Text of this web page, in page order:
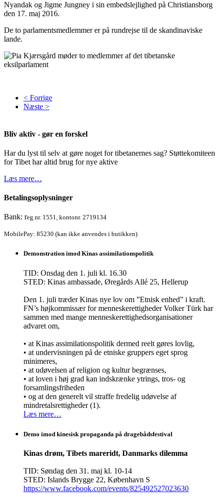
Nyandak og Jigme Jungney i sin embedslejlighed på Christiansborg
den 17. maj 2016.
De to parlamentsmedlemmer er på rundrejse til de skandinaviske
lande.
< Forrige
Næste >
Bliv aktiv - gør en forskel
Har du lyst til selv at gøre noget for tibetanernes sag? Støttekomiteen
for Tibet har altid brug for nye aktive
Læs mere…
Betalingsoplysninger
Bank: reg.nr. 1551, kontonr. 2719134
MobilePay: 85230 (kan ikke anvendes i butikken)
Demonstration imod Kinas assimilationspolitik
TID: Onsdag den 1. juli kl. 16.30
STED: Kinas ambassade, Øregårds Allé 25, Hellerup
Den 1. juli træder Kinas nye lov om ”Etnisk enhed” i kraft.
FN’s højkommissær for menneskerettigheder Volker Türk har
sammen med mange menneskerettighedsorganisationer
advaret om,
• at Kinas assimilationspolitik dermed reelt gøres lovlig,
• at undervisningen på de etniske gruppers eget sprog
minimeres,
• at udøvelsen af religion og kultur begrænses,
• at loven i høj grad kan indskrænke ytrings, tros- og
forsamlingsfriheden
• og at den generelt vil straffe fredelig udøvelse af
mindretalsrettigheder (1).
Læs mere…
Demo imod kinesisk propaganda på dragebådsfestival
Kinas drøm, Tibets mareridt, Danmarks dilemma
TID: Søndag den 31. maj kl. 10-14
STED: Islands Brygge 22, København S
https://www.facebook.com/events/825492527023630